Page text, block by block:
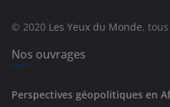
e
s
© 2020 Les Yeux du Monde,
Nos ouvrages
Perspectives géopolitiques en